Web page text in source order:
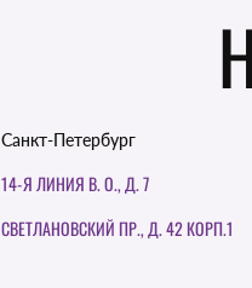
Санкт-Петербург
14-Я ЛИНИЯ В. О., Д. 7
СВЕТЛАНОВСКИЙ ПР., Д. 42 КОРП.1